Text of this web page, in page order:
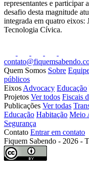
representantes e participar
desafio desta magnitude
integrada em quatro eixos:
Tecnologia Cívica.
Quem Somos Sobre
públicos
Eixos Advocacy Educação
Projetos Ver todos Fiscais
Publicações Ver todas
Educação Habitação Meio
Segurança
Contato Entrar em contato
Fiquem Sabendo - 2026 -